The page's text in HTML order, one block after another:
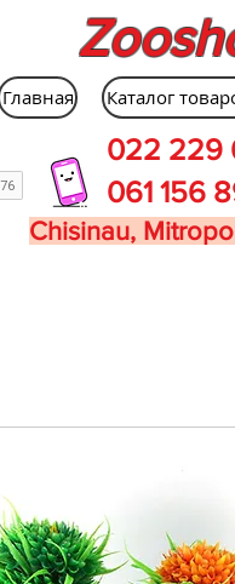
Главная Каталог
022 229
061 156
Chisinau,